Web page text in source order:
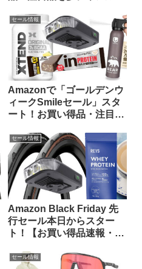
します
セール情報
Amazonで「ゴールデンウ
ィークSmileセール」スタ
ート！お買い得品・注目品
ップしてご紹介します
セール情報
Amazon Black Friday 先
行セール本日からスター
ト！【お買い得品速報・
セール情報